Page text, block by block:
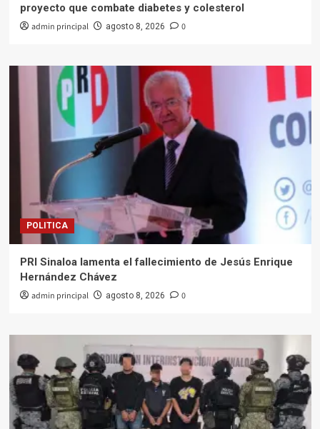
proyecto que combate diabetes y colesterol
admin principal agosto 8, 2026 0
POLITICA
PRI Sinaloa lamenta el fallecimiento de Jesús Enrique
Hernández Chávez
admin principal agosto 8, 2026 0